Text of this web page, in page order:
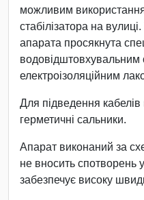
можливим
стабілізатора на
апарата просякнута
водовідштовхувальним
електроізоляційним
Для підведення
герметичні сальники.
Апарат виконаний за
не вносить спотворень
забезпечує високу